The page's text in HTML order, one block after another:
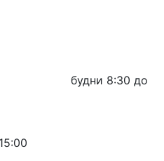
будни 8:30 до